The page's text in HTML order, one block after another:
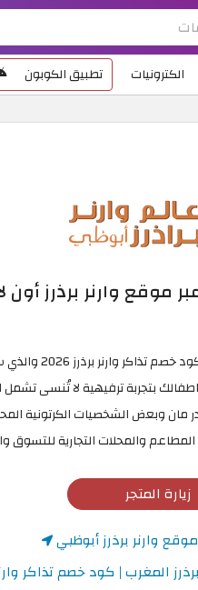
الكترونيات تطبيق الكوبون
موقع وارنر برذرز أون
ستجده حصريًا في موقع الكوبون.
بتجربة ترفيهية لا تُنسى تشمل
وبعض الشخصيات الكرتونية
والمحلات التجارية للتسوق
زيارة المتجر
وارنر برذرز أبوظبي
المغرب | كود خصم تذاكر